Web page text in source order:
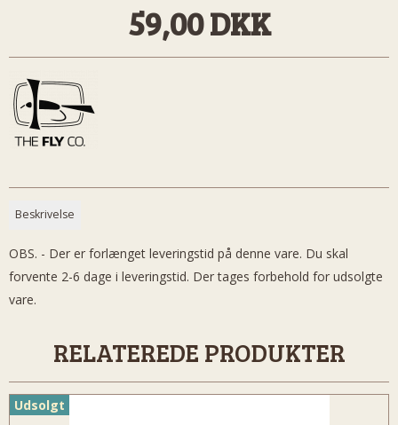
59,00 DKK
Beskrivelse
OBS. - Der er forlænget leveringstid på denne vare. Du skal
forvente 2-6 dage i leveringstid. Der tages forbehold for udsolgte
vare.
RELATEREDE PRODUKTER
Udsolgt